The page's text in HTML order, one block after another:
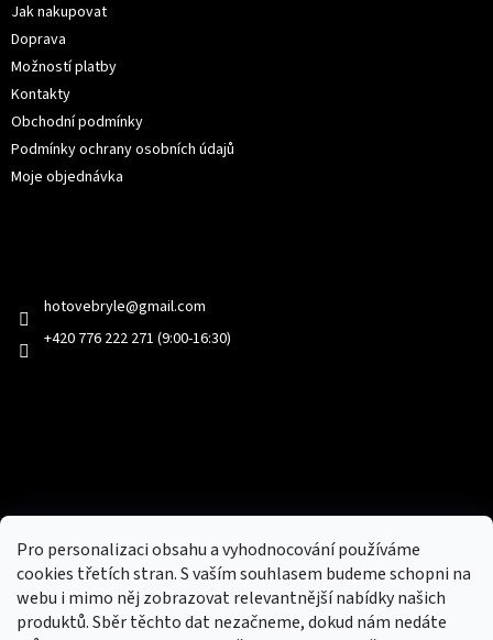
Pro personalizaci obsahu a vyhodnocování používáme
cookies třetích stran. S vaším souhlasem budeme schopni na
webu i mimo něj zobrazovat relevantnější nabídky našich
produktů. Sběr těchto dat nezačneme, dokud nám nedáte
Jak nakupovat
Doprava
Možností platby
Kontakty
Obchodní podmínky
Podmínky ochrany osobních údajů
Moje objednávka
hotovebryle@gmail.com
+420 776 222 271 (9:00-16:30)